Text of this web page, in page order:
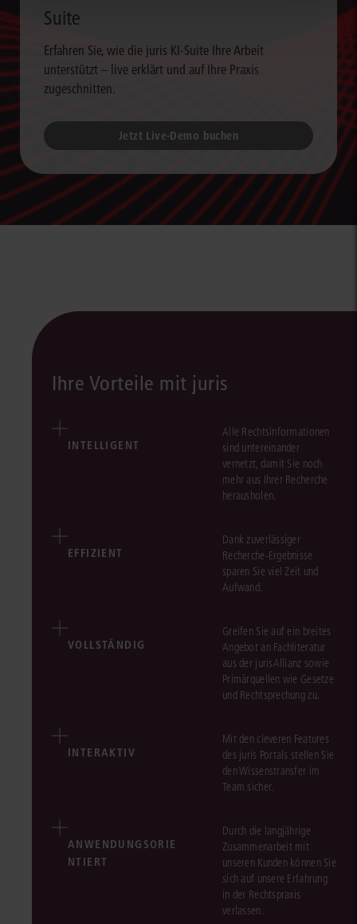
Suite
Erfahren Sie, wie die juris KI-Suite Ihre Arbeit
unterstützt – live erklärt und auf Ihre Praxis
zugeschnitten.
Jetzt Live-Demo buchen
Ihre Vorteile mit juris
INTELLIGENT
Alle Rechtsinformationen
sind untereinander
vernetzt, damit Sie noch
mehr aus Ihrer Recherche
herausholen.
EFFIZIENT
Dank zuverlässiger
Recherche-Ergebnisse
sparen Sie viel Zeit und
Aufwand.
VOLLSTÄNDIG
Greifen Sie auf ein breites
Angebot an Fachliteratur
aus der jurisAllianz sowie
Primärquellen wie Gesetze
und Rechtsprechung zu.
INTERAKTIV
Mit den cleveren Features
des juris Portals stellen Sie
den Wissenstransfer im
Team sicher.
ANWENDUNGSORIE
NTIERT
Durch die langjährige
Zusammenarbeit mit
unseren Kunden können Sie
sich auf unsere Erfahrung
in der Rechtspraxis
verlassen.